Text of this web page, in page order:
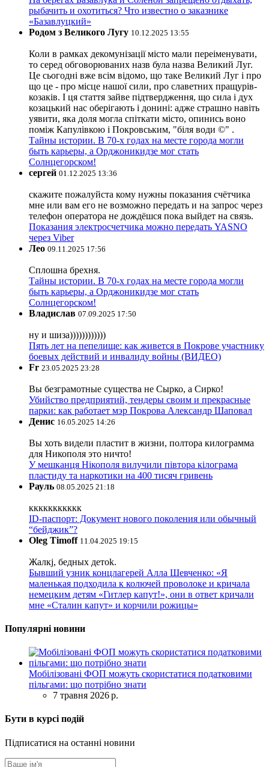
рыбачить и охотиться? Что известно о заказнике
«Базавлуцкий»
Родом з Великого Лугу 10.12.2025 13:55
Коли в рамках декомунізації місто мали переіменувати,
то серед обговорюваних назв була назва Великий Луг.
Це сьогодні вже всім відомо, що таке Великий Луг і про
що це - про місце нашої сили, про славетних пращурів-
козаків. І ця стаття зайве підтвердження, що сила і дух
козацький нас оберігають і донині: адже страшно навіть
уявити, яка доля могла спіткати місто, опинись воно
поміж Капулівкою і Покровським, "біля води ©" .
Тайны истории. В 70-х годах на месте города могли
быть карьеры, а Орджоникидзе мог стать
Солнцегорском!
сергей 01.12.2025 13:36
скажите пожалуйста кому нужны показания счётчика
мне или вам его не возможно передать и на запрос через
телефон оператора не дождёшся пока выйдет на связь.
Показания электросчетчика можно передать YASNO
через Viber
Лео 09.11.2025 17:56
Сплошна брехня.
Тайны истории. В 70-х годах на месте города могли
быть карьеры, а Орджоникидзе мог стать
Солнцегорском!
Владислав 07.09.2025 17:50
ну и шиза))))))))))))
Пять лет на пепелище: как живется в Покрове участнику
боевых действий и инвалиду войны (ВИДЕО)
Fr 23.05.2025 23:28
Вы безграмотные существа не Сырко, а Сирко!
Убийство предприятий, тендеры своим и прекрасные
парки: как работает мэр Покрова Александр Шаповал
Денис 16.05.2025 14:26
Вы хоть видели пластит в жизни, полтора килограмма
для Никополя это ничто!
У мешканця Нікополя вилучили півтора кілограма
пластиду та наркотики на 400 тисяч гривень
Рауль 08.05.2025 21:18
ккккккккккк
ID-паспорт: Документ нового поколения или обычный
“бейджик”?
Oleg Timoff 11.04.2025 19:15
Жалкj, бедных детok.
Бывший узник концлагерей Алла Шевченко: «Я
маленькая подходила к колючей проволоке и кричала
немецким детям «Гитлер капут!», они в ответ кричали
мне «Сталин капут» и корчили рожицы»
Популярні новини
Мобілізовані ФОП можуть скористатися податковими
пільгами: що потрібно знати
7 травня 2026 р.
Бути в курсі подій
Підписатися на останні новини